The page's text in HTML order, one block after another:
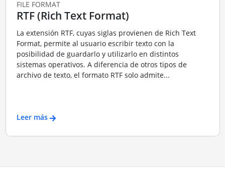
FILE FORMAT
RTF (Rich Text Format)
La extensión RTF, cuyas siglas provienen de Rich Text
Format, permite al usuario escribir texto con la
posibilidad de guardarlo y utilizarlo en distintos
sistemas operativos. A diferencia de otros tipos de
archivo de texto, el formato RTF solo admite...
Leer más